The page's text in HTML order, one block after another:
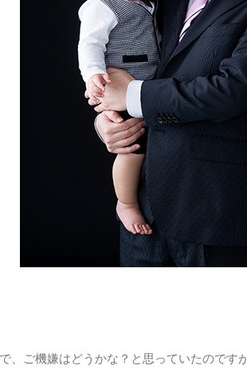
、ご機嫌はどうかな？と思っていたのです